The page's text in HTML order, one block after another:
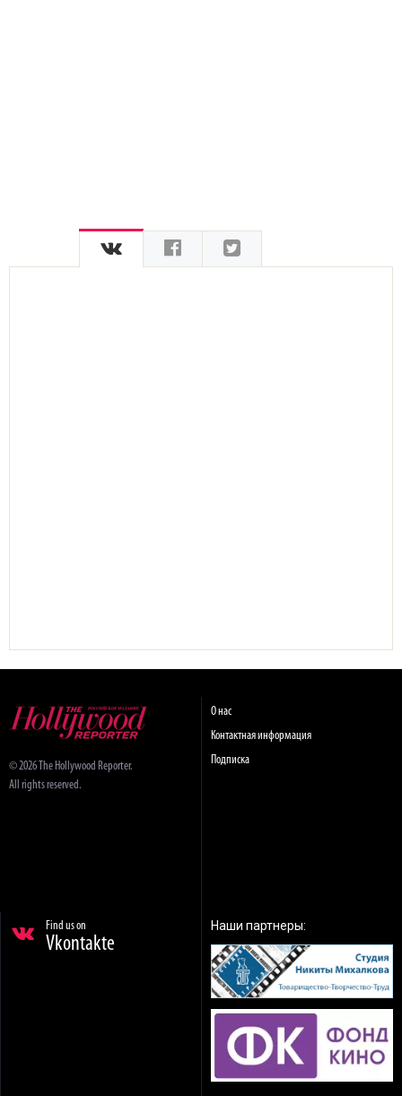
© 2026 The Hollywood Reporter.
All rights reserved.
О нас
Контактная информация
Подписка
Find us on
Vkontakte
Наши партнеры: